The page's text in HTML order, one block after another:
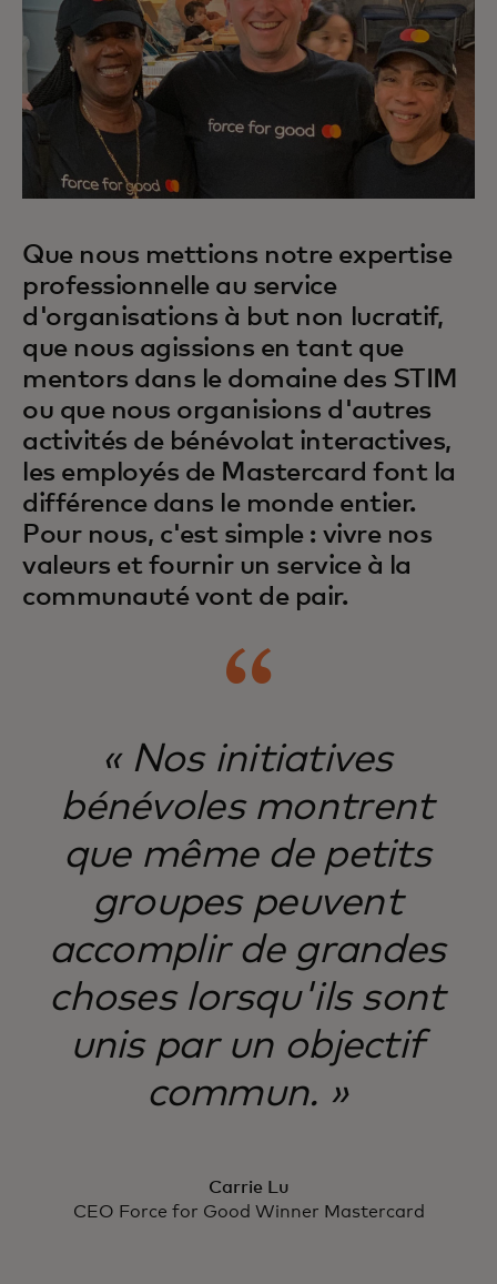
Que nous mettions notre expertise
professionnelle au service
d'organisations à but non lucratif,
que nous agissions en tant que
mentors dans le domaine des STIM
ou que nous organisions d'autres
activités de bénévolat interactives,
les employés de Mastercard font la
différence dans le monde entier.
Pour nous, c'est simple : vivre nos
valeurs et fournir un service à la
communauté vont de pair.
« Nos initiatives
bénévoles montrent
que même de petits
groupes peuvent
accomplir de grandes
choses lorsqu'ils sont
unis par un objectif
commun. »
Carrie Lu
CEO Force for Good Winner Mastercard